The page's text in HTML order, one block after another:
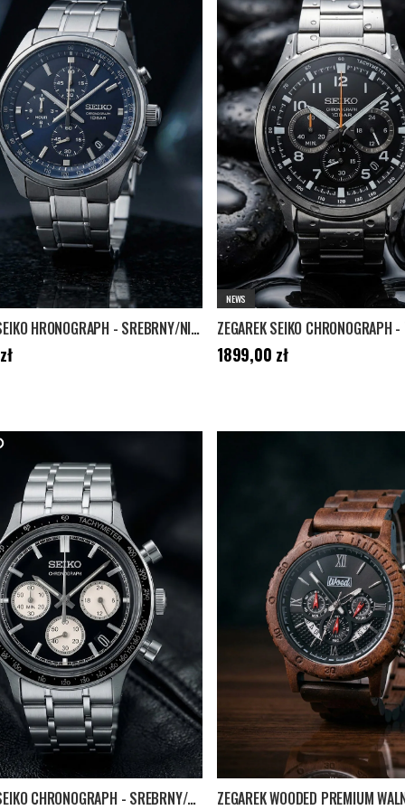
ZEGAREK SEIKO HRONOGRAPH - SREBRNY/NIEBIESKI
zł
NEWS
Cena:1899,00 zł
1899,00 zł
ZEGAREK SEIKO CHRONOGRAPH - SREBRNY/CZARNY